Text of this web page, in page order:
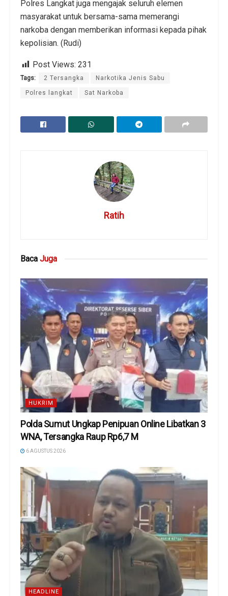
Polres Langkat juga mengajak seluruh elemen
masyarakat untuk bersama-sama memerangi
narkoba dengan memberikan informasi kepada pihak
kepolisian. (Rudi)
Post Views: 231
Tags: 2 Tersangka Narkotika Jenis Sabu
Polres langkat Sat Narkoba
Ratih
Baca Juga
HUKRIM
Polda Sumut Ungkap Penipuan Online Libatkan 3
WNA, Tersangka Raup Rp6,7 M
6 AGUSTUS 2026
HEADLINE